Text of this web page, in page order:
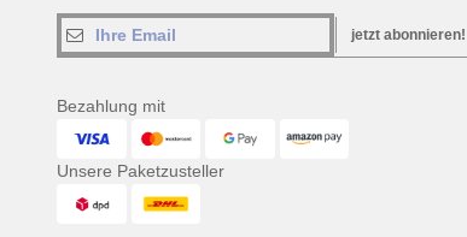
jetzt abonnieren!
Bezahlung mit
Unsere Paketzusteller